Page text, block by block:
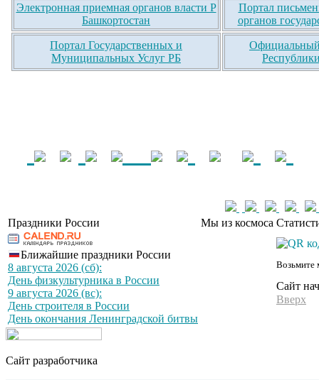
Электронная приемная органов власти Р
Башкортостан
Портал
органов
Портал Государственных и
Муниципальных Услуг РБ
Официальный
Праздники России Мы из космоса
Ближайшие праздники России
8 августа 2026 (сб):
День физкультурника в России
9 августа 2026 (вс):
День строителя в России
День окончания Ленинградской битвы
Возьмите
Сайт
Вверх
Сайт разработчика